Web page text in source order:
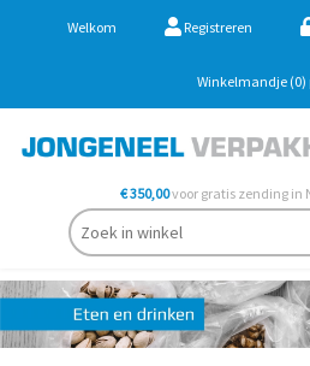
Welkom Registreren
Winkelmandje (0)
€ 350,00voor gratis zending in